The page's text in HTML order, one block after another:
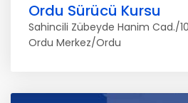
Ordu Sürücü Kursu
Sahincili Zübeyde Hanim Cad./
Ordu Merkez/Ordu